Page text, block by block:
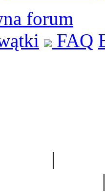
forum
FAQ
|